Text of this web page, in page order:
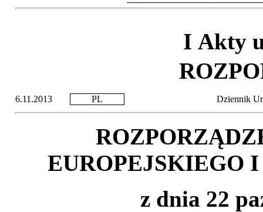
I Akty
6.11.2013 PL Dziennik
EUROPEJSKIEGO
z dnia 22